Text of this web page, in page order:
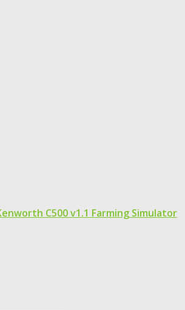
C500 v1.1 Farming Simulator